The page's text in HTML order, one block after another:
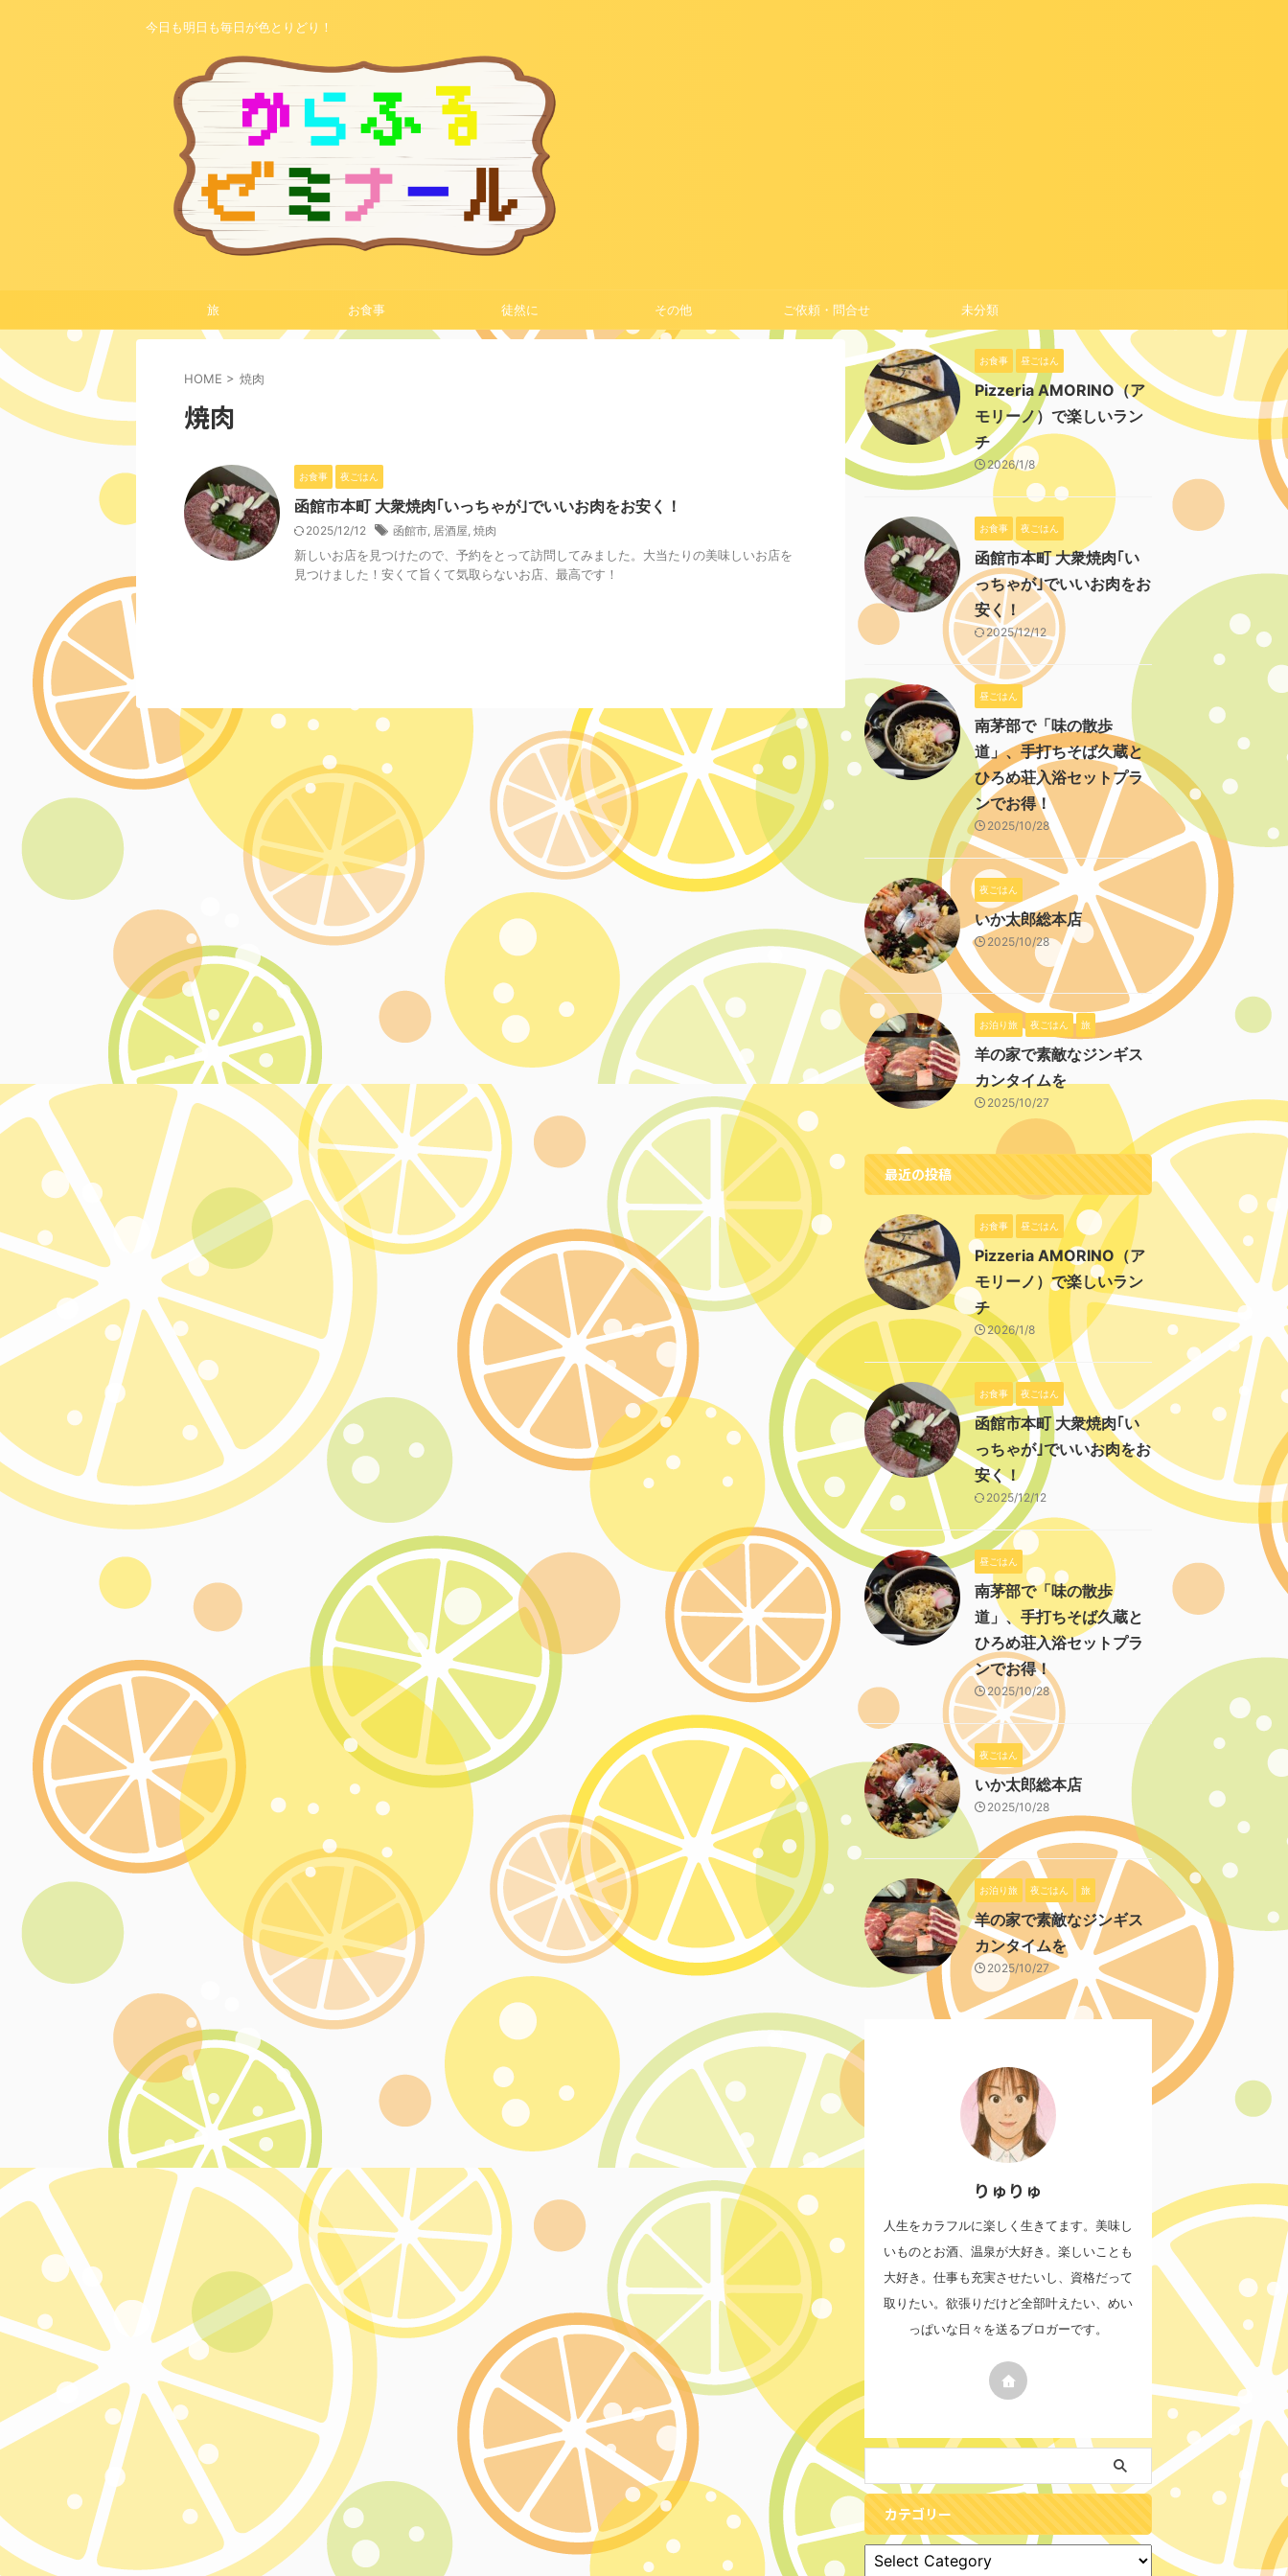
今日も明日も毎日が色とりどり！
旅 お食事 徒然に その他 ご依頼・問合せ 未分類
HOME > 焼肉
焼肉
お食事 夜ごはん
函館市本町 大衆焼肉｢いっちゃが｣でいいお肉をお安く！
2025/12/12 函館市, 居酒屋, 焼肉
新しいお店を見つけたので、予約をとって訪問してみました。大当たりの美味しいお店を
見つけました！安くて旨くて気取らないお店、最高です！
お食事 昼ごはん
Pizzeria AMORINO（ア
モリーノ）で楽しいラン
チ
2026/1/8
お食事 夜ごはん
函館市本町 大衆焼肉｢い
っちゃが｣でいいお肉をお
安く！
2025/12/12
昼ごはん
南茅部で「味の散歩
道」、手打ちそば久蔵と
ひろめ荘入浴セットプラ
ンでお得！
2025/10/28
夜ごはん
いか太郎総本店
2025/10/28
お泊り旅 夜ごはん 旅
羊の家で素敵なジンギス
カンタイムを
2025/10/27
最近の投稿
お食事 昼ごはん
Pizzeria AMORINO（ア
モリーノ）で楽しいラン
チ
2026/1/8
お食事 夜ごはん
函館市本町 大衆焼肉｢い
っちゃが｣でいいお肉をお
安く！
2025/12/12
昼ごはん
南茅部で「味の散歩
道」、手打ちそば久蔵と
ひろめ荘入浴セットプラ
ンでお得！
2025/10/28
夜ごはん
いか太郎総本店
2025/10/28
お泊り旅 夜ごはん 旅
羊の家で素敵なジンギス
カンタイムを
2025/10/27
りゅりゅ
人生をカラフルに楽しく生きてます。美味し
いものとお酒、温泉が大好き。楽しいことも
大好き。仕事も充実させたいし、資格だって
取りたい。欲張りだけど全部叶えたい、めい
っぱいな日々を送るブロガーです。
カテゴリー